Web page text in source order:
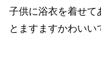
子供に浴衣を着せて
とますますかわいい